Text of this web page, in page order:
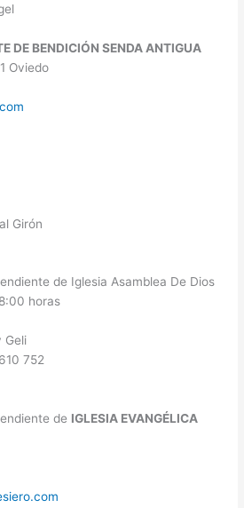
DE BENDICIÓN SENDA ANTIGUA
Oviedo
Girón
de Iglesia Asamblea De Dios
horas
Geli
752
de IGLESIA EVANGÉLICA